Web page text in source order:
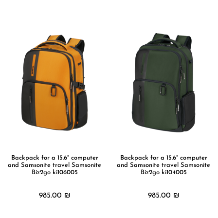
Backpack for a 15.6" computer
and Samsonite travel Samsonite
Biz2go ki104005
985.00 ₪
Backpack for a 15.6" computer
and Samsonite travel Samsonite
Biz2go ki106005
985.00 ₪